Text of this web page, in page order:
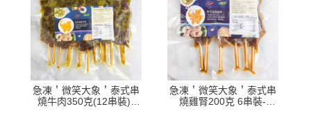
急凍＇微笑大象＇泰式串
燒牛肉350克(12串裝)-
急凍＇微笑大象＇泰式串
燒雞腎200克 6串裝-